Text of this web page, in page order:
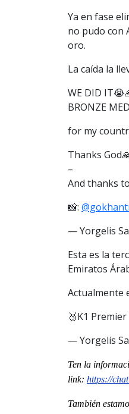
Ya en fase
no pudo con
oro.
La caída la
WE DID
BRONZE
for my
Thanks
–
And thanks
📸:
— Yorgelis
Esta es la
Emiratos
Actualmente
🥉K1
— Yorgelis
Ten la informaci
link: https://
También